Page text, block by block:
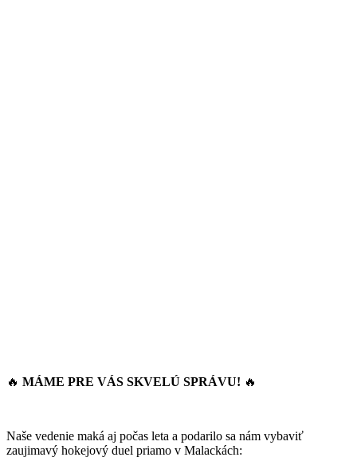
🔥 MÁME PRE VÁS SKVELÚ SPRÁVU! 🔥
Naše vedenie maká aj počas leta a podarilo sa nám vybaviť
zaujimavý hokejový duel priamo v Malackách: